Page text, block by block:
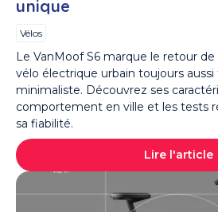
unique
Vélos
Le VanMoof S6 marque le retour
vélo électrique urbain toujours
minimaliste. Découvrez ses
comportement en ville et les tests
sa fiabilité.
Lire l'article